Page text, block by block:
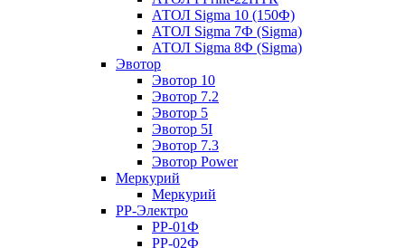
АТОЛ Sigma 10 (150Ф)
АТОЛ Sigma 7Ф (Sigma)
АТОЛ Sigma 8Ф (Sigma)
Эвотор
Эвотор 10
Эвотор 7.2
Эвотор 5
Эвотор 5I
Эвотор 7.3
Эвотор Power
Меркурий
Меркурий
РР-Электро
РР-01Ф
РР-02Ф